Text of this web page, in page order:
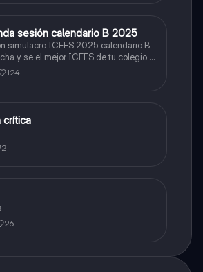
Críticasesión calendario B 2025
simulacro ICFES 2025 calendario B
y se el mejor ICFES de tu colegio y
a universidad, y estudiar aquella
tanto sueñas.
124
crítica
2
y Ciudadanas
26